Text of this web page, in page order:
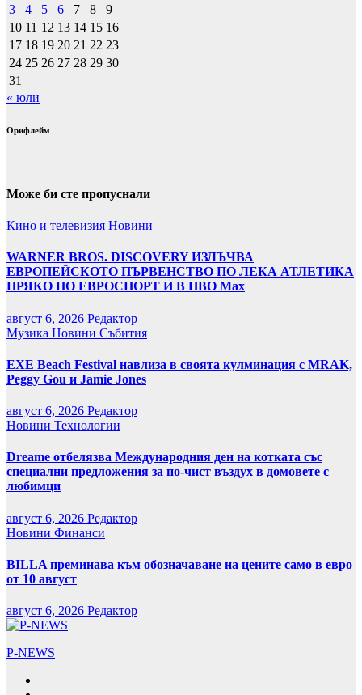
3
4 5 6 7 8
9
10 11 12 13 14 15 16
17 18 19 20 21 22 23
24 25 26 27 28 29 30
31
« юли
Орифлейм
Може би сте пропуснали
Кино и телевизия Новини
WARNER BROS. DISCOVERY ИЗЛЪЧВА
ЕВРОПЕЙСКОТО ПЪРВЕНСТВО ПО ЛЕКА АТЛЕТИКА
ПРЯКО ПО ЕВРОСПОРТ И В НВО Мах
август 6, 2026 Редактор
Музика Новини Събития
EXE Beach Festival навлиза в своята кулминация с MRAK,
Peggy Gou и Jamie Jones
август 6, 2026 Редактор
Новини Технологии
Dreame отбелязва Международния ден на котката със
специални предложения за по-чист въздух в домовете с
любимци
август 6, 2026 Редактор
Новини Финанси
BILLA преминава към обозначаване на цените само в евро
от 10 август
август 6, 2026 Редактор
P-NEWS